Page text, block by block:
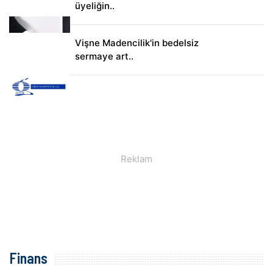
üyeliğin..
Vişne Madencilik'in bedelsiz
sermaye art..
Finans